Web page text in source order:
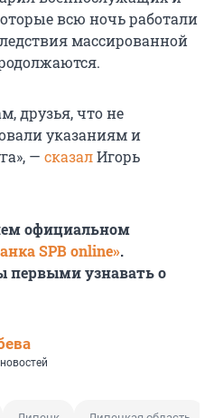
всю ночь работали
массированной
друзья, что не
указаниям и
— сказалИгорь
официальном
SPB online».
первыми узнавать о